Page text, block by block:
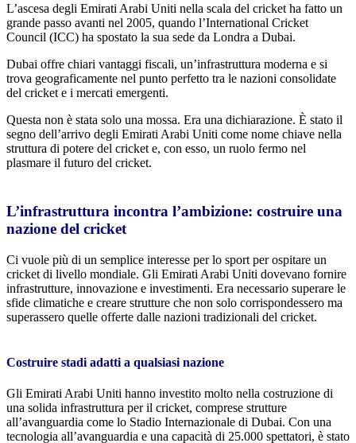
L’ascesa degli Emirati Arabi Uniti nella scala del cricket ha fatto un
grande passo avanti nel 2005, quando l’International Cricket
Council (ICC) ha spostato la sua sede da Londra a Dubai.
Dubai offre chiari vantaggi fiscali, un’infrastruttura moderna e si
trova geograficamente nel punto perfetto tra le nazioni consolidate
del cricket e i mercati emergenti.
Questa non è stata solo una mossa. Era una dichiarazione. È stato il
segno dell’arrivo degli Emirati Arabi Uniti come nome chiave nella
struttura di potere del cricket e, con esso, un ruolo fermo nel
plasmare il futuro del cricket.
L’infrastruttura incontra l’ambizione: costruire una
nazione del cricket
Ci vuole più di un semplice interesse per lo sport per ospitare un
cricket di livello mondiale. Gli Emirati Arabi Uniti dovevano fornire
infrastrutture, innovazione e investimenti. Era necessario superare le
sfide climatiche e creare strutture che non solo corrispondessero ma
superassero quelle offerte dalle nazioni tradizionali del cricket.
Costruire stadi adatti a qualsiasi nazione
Gli Emirati Arabi Uniti hanno investito molto nella costruzione di
una solida infrastruttura per il cricket, comprese strutture
all’avanguardia come lo Stadio Internazionale di Dubai. Con una
tecnologia all’avanguardia e una capacità di 25.000 spettatori, è stato